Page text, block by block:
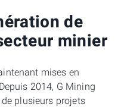
de
minier
mises en
2014, G Mining
plusieurs projets